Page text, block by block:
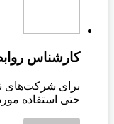
کارشناس
برای شرکت‌های
حتی استفاده